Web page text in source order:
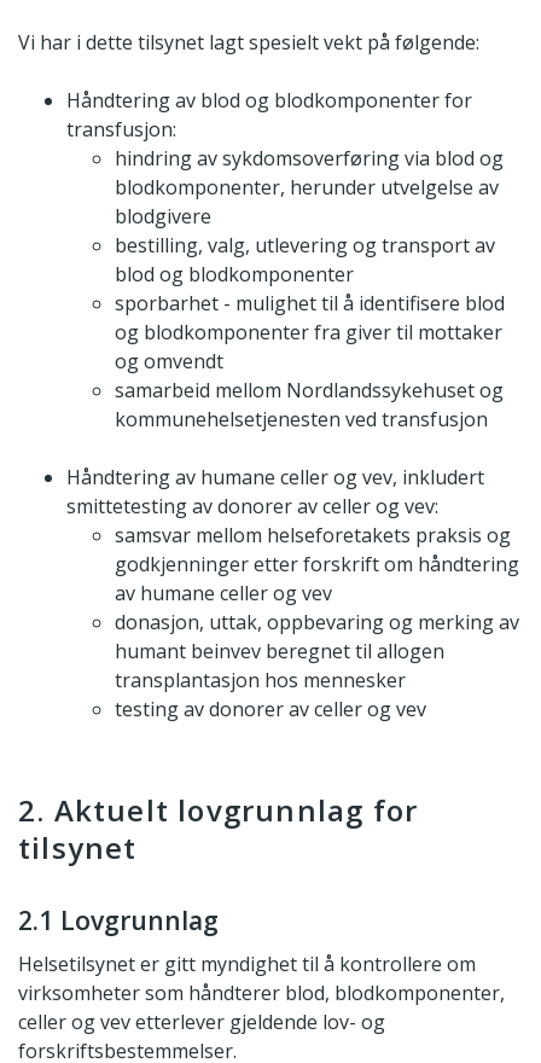
Vi har i dette tilsynet lagt spesielt vekt på følgende:
Håndtering av blod og blodkomponenter for
transfusjon:
hindring av sykdomsoverføring via blod og
blodkomponenter, herunder utvelgelse av
blodgivere
bestilling, valg, utlevering og transport av
blod og blodkomponenter
sporbarhet - mulighet til å identifisere blod
og blodkomponenter fra giver til mottaker
og omvendt
samarbeid mellom Nordlandssykehuset og
kommunehelsetjenesten ved transfusjon
Håndtering av humane celler og vev, inkludert
smittetesting av donorer av celler og vev:
samsvar mellom helseforetakets praksis og
godkjenninger etter forskrift om håndtering
av humane celler og vev
donasjon, uttak, oppbevaring og merking av
humant beinvev beregnet til allogen
transplantasjon hos mennesker
testing av donorer av celler og vev
2. Aktuelt lovgrunnlag for
tilsynet
2.1 Lovgrunnlag
Helsetilsynet er gitt myndighet til å kontrollere om
virksomheter som håndterer blod, blodkomponenter,
celler og vev etterlever gjeldende lov- og
forskriftsbestemmelser.